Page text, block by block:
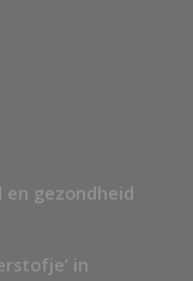
en gezondheid
in